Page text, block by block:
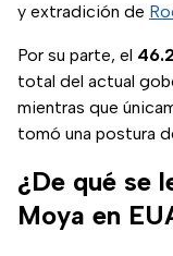
y extradición de
Por su parte, el
total del actual
mientras que
tomó una postura
¿De qué se
Moya en